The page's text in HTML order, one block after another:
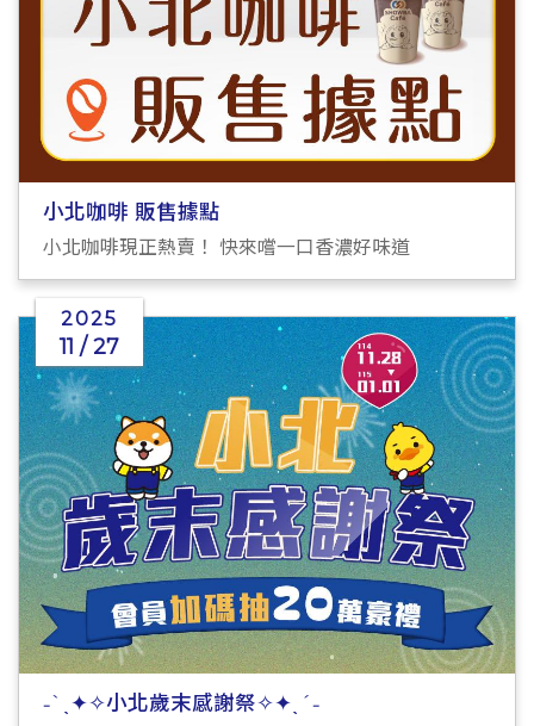
小北咖啡 販售據點
小北咖啡現正熱賣！ 快來嚐一口香濃好味道
2025
11 / 27
˗ˋˏ✦✧小北歲末感謝祭✧✦ˎˊ˗